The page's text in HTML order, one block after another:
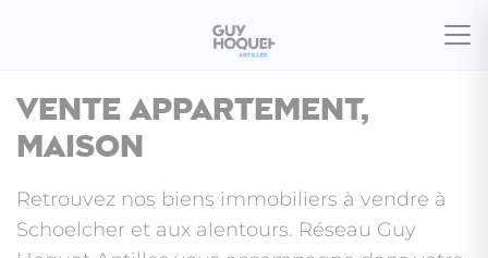
Vente appartement,
maison
Retrouvez nos biens immobiliers à vendre à
Schoelcher et aux alentours. Réseau Guy